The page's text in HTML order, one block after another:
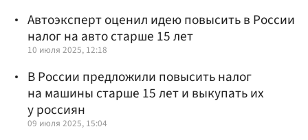
Автоэксперт оценил идею повысить в России
налог на авто старше 15 лет
10 июля 2025, 12:18
В России предложили повысить налог
на машины старше 15 лет и выкупать их
у россиян
09 июля 2025, 15:04